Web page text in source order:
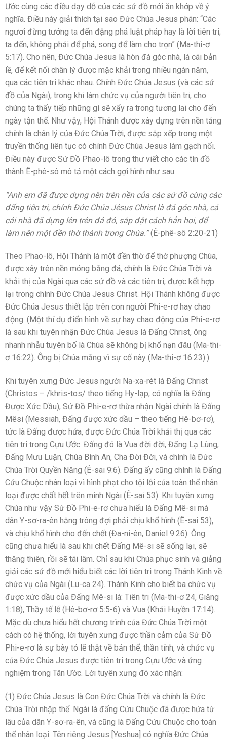
Ước cùng các điều dạy dỗ của các sứ đồ mới ăn khớp về ý
nghĩa. Điều này giải thích tại sao Đức Chúa Jesus phán: “Các
ngươi đừng tưởng ta đến đặng phá luật pháp hay là lời tiên tri;
ta đến, không phải để phá, song để làm cho trọn” (Ma-thi-ơ
5:17). Cho nên, Đức Chúa Jesus là hòn đá góc nhà, là cái bản
lề, để kết nối chân lý được mặc khải trong nhiều ngàn năm,
qua các tiên tri khác nhau. Chính Đức Chúa Jesus (và các sứ
đồ của Ngài), trong khi làm chức vụ của người tiên tri, cho
chúng ta thấy tiếp những gì sẽ xẩy ra trong tương lai cho đến
ngày tận thế. Như vậy, Hội Thánh được xây dựng trên nền tảng
chính là chân lý của Đức Chúa Trời, được sắp xếp trong một
truyền thống liên tục có chính Đức Chúa Jesus làm gạch nối.
Điều này được Sứ Đồ Phao-lô trong thư viết cho các tín đồ
thành Ê-phê-sô mô tả một cách gợi hình như sau:
“Anh em đã được dựng nên trên nền của các sứ đồ cùng các
đấng tiên tri, chính Ðức Chúa Jêsus Christ là đá góc nhà, cả
cái nhà đã dựng lên trên đá đó, sắp đặt cách hẳn hoi, để
làm nên một đền thờ thánh trong Chúa.”(Ê-phê-sô 2:20-21)
Theo Phao-lô, Hội Thánh là một đền thờ để thờ phượng Chúa,
được xây trên nền móng bằng đá, chính là Đức Chúa Trời và
khải thị của Ngài qua các sứ đồ và các tiên tri, được kết hợp
lại trong chính Đức Chúa Jesus Christ. Hội Thánh không được
Đức Chúa Jesus thiết lập trên con người Phi-e-rơ hay chao
động. (Một thí dụ điển hình về sự hay chao động của Phi-e-rơ
là sau khi tuyên nhận Đức Chúa Jesus là Đấng Christ, ông
nhanh nhẫu tuyên bố là Chúa sẽ không bị khổ nạn đâu (Ma-thi-
ơ 16:22). Ông bị Chúa mắng vì sự cố này (Ma-thi-ơ 16:23).)
Khi tuyên xưng Đức Jesus người Na-xa-rét là Đấng Christ
(Christos – /khris-tos/ theo tiếng Hy-lạp, có nghĩa là Đấng
Được Xức Dầu), Sứ Đồ Phi-e-rơ thừa nhận Ngài chính là Đấng
Mêsi (Messiah, Đấng được xức dầu – theo tiếng Hê-bơ-rơ),
tức là Đấng được hứa, được Đức Chúa Trời khải thị qua các
tiên tri trong Cựu Ước. Đấng đó là Vua đời đời, Đấng Lạ Lùng,
Đấng Mưu Luận, Chúa Bình An, Cha Đời Đời, và chính là Đức
Chúa Trời Quyền Năng (Ê-sai 9:6). Đấng ấy cũng chính là Đấng
Cứu Chuộc nhân loại vì hình phạt cho tội lỗi của toàn thể nhân
loại được chất hết trên mình Ngài (Ê-sai 53). Khi tuyên xưng
Chúa như vậy Sứ Đồ Phi-e-rơ chưa hiểu là Đấng Mê-si mà
dân Y-sơ-ra-ên hằng trông đợi phải chịu khổ hình (Ê-sai 53),
và chịu khổ hình cho đến chết (Đa-ni-ên, Daniel 9:26). Ông
cũng chưa hiểu là sau khi chết Đấng Mê-si sẽ sống lại, sẽ
thăng thiên, rồi sẽ tái lâm. Chỉ sau khi Chúa phục sinh và giảng
giải các sứ đồ mới hiểu biết các lời tiên tri trong Thánh Kinh về
chức vụ của Ngài (Lu-ca 24). Thánh Kinh cho biết ba chức vụ
được xức dầu của Đấng Mê-si là: Tiên tri (Ma-thi-ơ 24, Giăng
1:18), Thầy tế lễ (Hê-bơ-rơ 5:5-6) và Vua (Khải Huyền 17:14).
Mặc dù chưa hiểu hết chương trình của Đức Chúa Trời một
cách có hệ thống, lời tuyên xưng được thần cảm của Sứ Đồ
Phi-e-rơ là sự bày tỏ lẽ thật về bản thể, thần tính, và chức vụ
của Đức Chúa Jesus được tiên tri trong Cựu Ước và ứng
nghiệm trong Tân Ước. Lời tuyên xưng đó xác nhận:
(1) Đức Chúa Jesus là Con Đức Chúa Trời và chính là Đức
Chúa Trời nhập thể. Ngài là đấng Cứu Chuộc đã được hứa từ
lâu của dân Y-sơ-ra-ên, và cũng là Đấng Cứu Chuộc cho toàn
thể nhân loại. Tên riêng Jesus [Yeshua] có nghĩa Đức Chúa